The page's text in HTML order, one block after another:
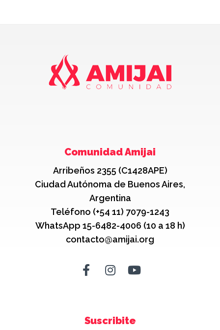
Comunidad Amijai
Arribeños 2355 (C1428APE)
Ciudad Autónoma de Buenos Aires,
Argentina
Teléfono (+54 11) 7079-1243
WhatsApp 15-6482-4006 (10 a 18 h)
contacto@amijai.org
Suscribite